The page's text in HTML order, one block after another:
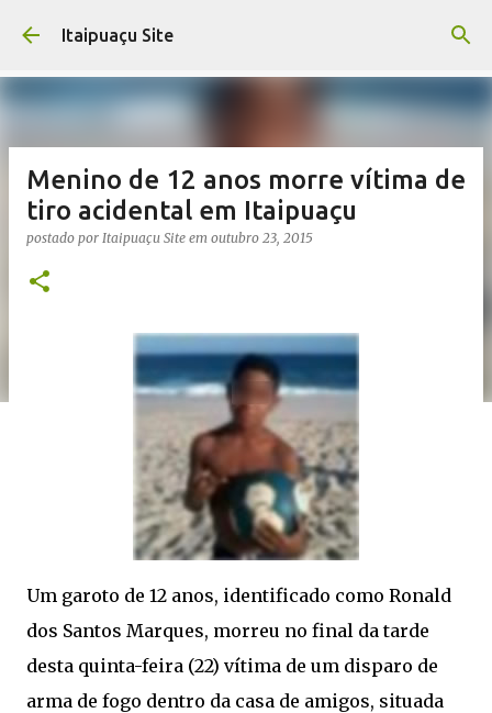
Pular para o conteúdo principal
Itaipuaçu Site
Menino de 12 anos morre vítima de
tiro acidental em Itaipuaçu
postado por Itaipuaçu Site em outubro 23, 2015
Um garoto de 12 anos, identificado como Ronald
dos Santos Marques, morreu no final da tarde
desta quinta-feira (22) vítima de um disparo de
arma de fogo dentro da casa de amigos, situada